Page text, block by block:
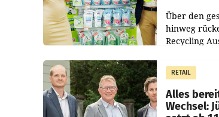
Über den
hinweg
Recycling
Müller die
Helden“ in
RETAIL
Alles
Wechsel: